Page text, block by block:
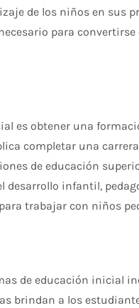
de los niños en sus
para convertirse
es obtener una
completar una
de educación
desarrollo infantil,
trabajar con niños
de educación inicial
brindan a los